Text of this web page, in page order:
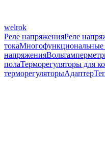
welrok
Реле напряженияРеле
токаМногофункциональные
напряжения
полаТерморегуляторы для
терморегуляторыАдаптер